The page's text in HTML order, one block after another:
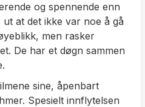
og spennende enn
at det ikke var noe å gå
men rasker
De har et døgn sammen
sine, åpenbart
Spesielt innflytelsen